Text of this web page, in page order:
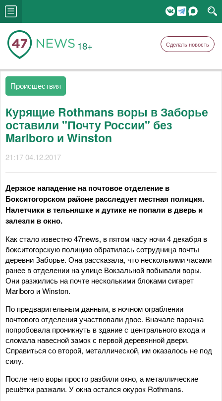
18+ Сделать новость
Происшествия
Курящие Rothmans воры в Заборье
оставили "Почту России" без
Marlboro и Winston
21:17 04.12.2017
Дерзкое нападение на почтовое отделение в
Бокситогорском районе расследует местная полиция.
Налетчики в тельняшке и дутике не попали в дверь и
залезли в окно.
Как стало известно 47news, в пятом часу ночи 4 декабря в
бокситогорскую полицию обратилась сотрудница почты
деревни Заборье. Она рассказала, что несколькими часами
ранее в отделении на улице Вокзальной побывали воры.
Они разжились на почте несколькими блоками сигарет
Marlboro и Winston.
По предварительным данным, в ночном ограблении
почтового отделения участвовали двое. Вначале парочка
попробовала проникнуть в здание с центрального входа и
сломала навесной замок с первой деревянной двери.
Справиться со второй, металлической, им оказалось не под
силу.
После чего воры просто разбили окно, а металлические
решётки разжали. У окна остался окурок Rothmans.